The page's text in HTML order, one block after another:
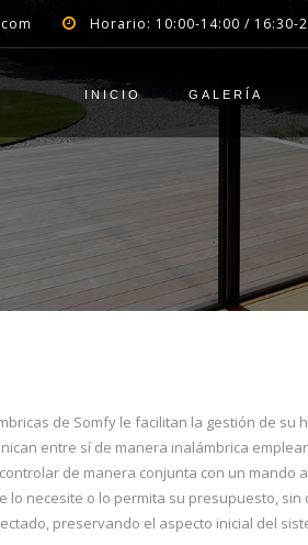
Horario: 10:00-14:00 / 16:30-
INICIO GALERÍA
de Somfy le facilitan la gestión de
entre sí de manera inalámbrica
de manera conjunta con un
lo necesite o lo permita su presupuesto,
preservando el aspecto inicial del